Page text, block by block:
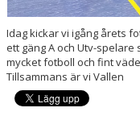
SPONSORER
VERKSAMHETSHANDBOK
VALLENLEDARE
Idag kickar vi igång årets
ett gäng A och Utv-
mycket fotboll och fint
Tillsammans är vi Vallen